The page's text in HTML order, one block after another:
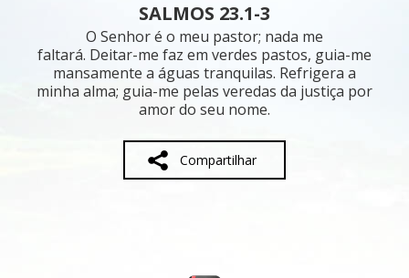
Blog
Parceiros
SALMOS 23.1-3
O Senhor é o meu pastor; nada me
faltará. Deitar-me faz em verdes pastos, guia-me
mansamente a águas tranquilas. Refrigera a
minha alma; guia-me pelas veredas da justiça por
amor do seu nome.
Compartilhar